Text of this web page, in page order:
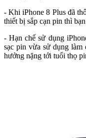
- Khi iPhone 8 Plus đã
thiết bị sắp cạn pin thì
- Hạn chế sử dụng
sạc pin vừa sử dụng làm
hưởng nặng tới tuổi thọ